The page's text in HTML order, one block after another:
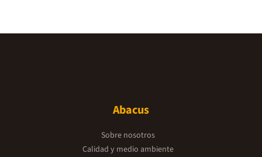
Abacus
Sobre nosotros
Calidad y medio ambiente